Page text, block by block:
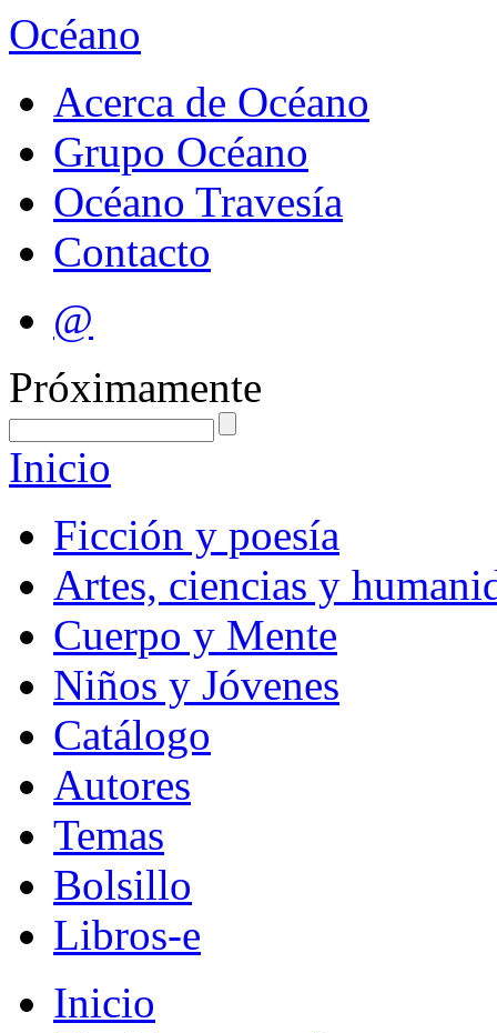
Océano
Acerca de Océano
Grupo Océano
Océano Travesía
Contacto
@
Próximamente
Inicio
Ficción y poesía
Artes, ciencias y
Cuerpo y Mente
Niños y Jóvenes
Catálogo
Autores
Temas
Bolsillo
Libros-e
Inicio